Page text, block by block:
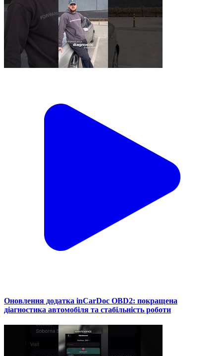
Оновлення додатка inCarDoc OBD2: покращена
діагностика автомобіля та стабільність роботи